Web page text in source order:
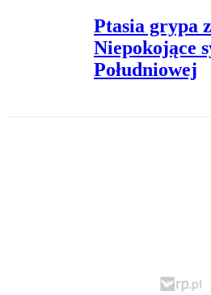
Ptasia grypa
Niepokojące
Południowej